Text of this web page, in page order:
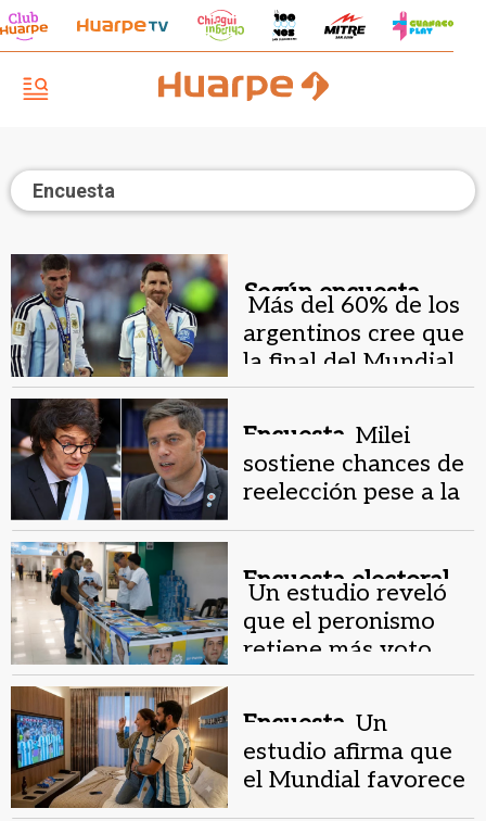
Encuesta
Según encuesta.
Más del 60% de los
argentinos cree que
la final del Mundial
pudo estar arreglada
Encuesta. Milei
sostiene chances de
reelección pese a la
Encuesta electoral.
Un estudio reveló
que el peronismo
retiene más voto
joven que LLA
Encuesta. Un
estudio afirma que
el Mundial favorece